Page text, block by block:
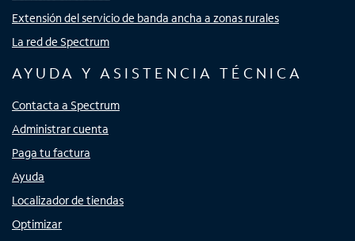
Extensión del servicio de banda ancha a zonas rurales
La red de Spectrum
AYUDA Y ASISTENCIA TÉCNICA
Contacta a Spectrum
Administrar cuenta
Paga tu factura
Ayuda
Localizador de tiendas
Optimizar